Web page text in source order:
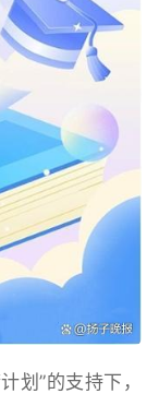
划”的支持下，